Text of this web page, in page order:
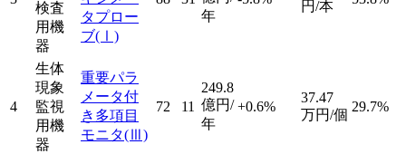
検査
用機
器
タプロー
ブ(Ⅰ)
年
円/本
4
生体
現象
監視
用機
器
重要パラ
メータ付
き多項目
モニタ(Ⅲ)
72 11
249.8
億円/
年
+0.6%
37.47
万円/個
29.7%